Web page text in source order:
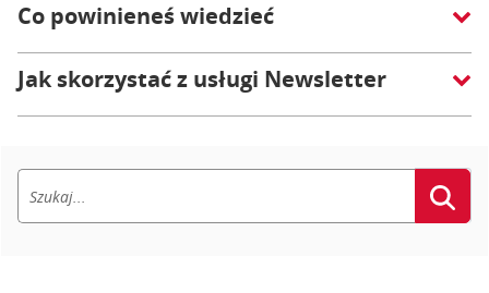
Co powinieneś wiedzieć
Jak skorzystać z usługi Newsletter